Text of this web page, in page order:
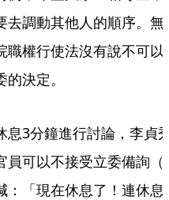
去調動其他人的順序。無
職權行使法沒有說不可以
決定。
息3分鐘進行討論，李貞
員可以不接受立委備詢（
：「現在休息了！連休息